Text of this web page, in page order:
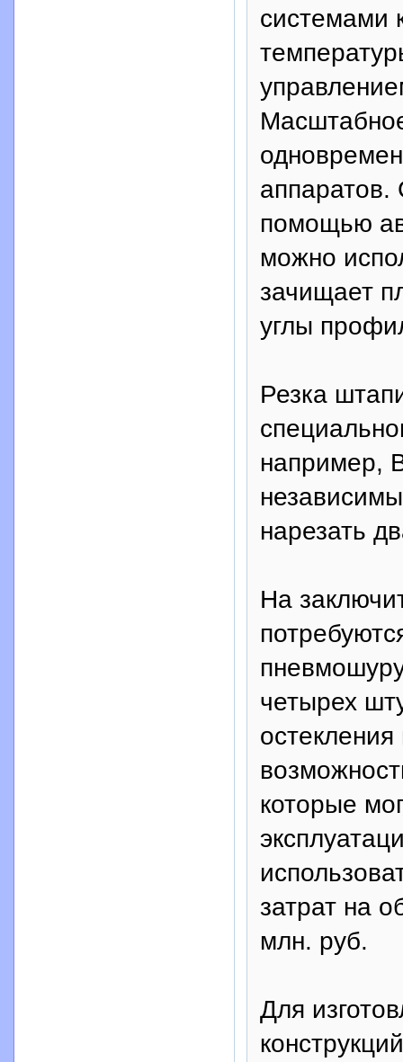
системами
помощью
можно
зачищает
углы
Резка
например,
нарезать
На
четырех
которые
затрат на
млн. руб.
Для